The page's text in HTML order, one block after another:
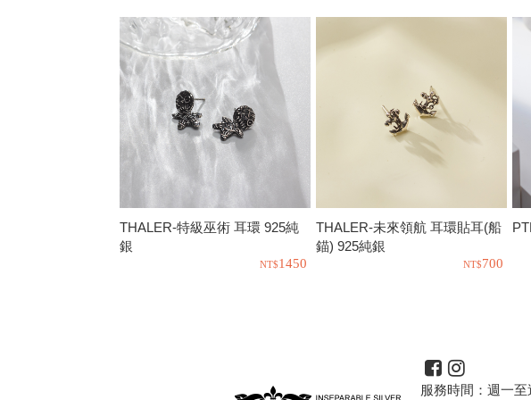
THALER-特級巫術 耳環 925純
銀
1450
THALER-未來領航 耳環貼耳(船
錨) 925純銀
700
服務時間：週一